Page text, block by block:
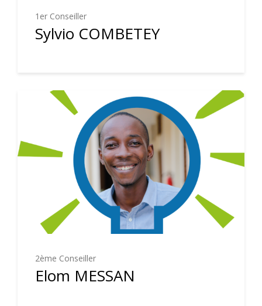
1er Conseiller
Sylvio COMBETEY
2ème Conseiller
Elom MESSAN